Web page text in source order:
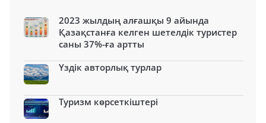
2023 жылдың алғашқы 9 айында
Қазақстанға келген шетелдік туристер
саны 37%-ға артты
Үздік авторлық турлар
Туризм көрсеткіштері